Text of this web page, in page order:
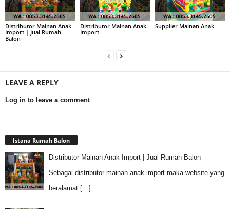
Distributor Mainan Anak
Import | Jual Rumah
Balon
Distributor Mainan Anak
Import
Supplier Mainan Anak
LEAVE A REPLY
Log in to leave a comment
Istana Rumah Balon
Distributor Mainan Anak Import | Jual Rumah Balon
Sebagai distributor mainan anak import maka website yang
beralamat […]